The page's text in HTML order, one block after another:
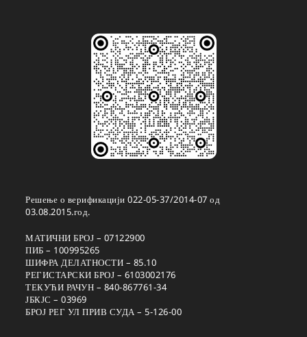
Решење о верификацији 022-05-37/2014-07 од
03.08.2015.год.
МАТИЧНИ БРОЈ – 07122900
ПИБ – 100995265
ШИФРА ДЕЛАТНОСТИ – 85.10
РЕГИСТАРСКИ БРОЈ – 6103002176
ТЕКУЋИ РАЧУН – 840-867761-34
ЈБКЈС – 03969
БРОЈ РЕГ УЛ ПРИВ СУДА – 5-126-00